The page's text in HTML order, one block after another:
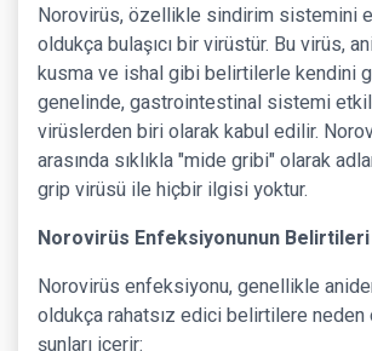
Norovirüs, özellikle sindirim sistemini
oldukça bulaşıcı bir virüstür. Bu virüs,
kusma ve ishal gibi belirtilerle kendini
genelinde, gastrointestinal sistemi
virüslerden biri olarak kabul edilir.
arasında sıklıkla "mide gribi" olarak
grip virüsü ile hiçbir ilgisi yoktur.
Norovirüs Enfeksiyonunun Belirtileri
Norovirüs enfeksiyonu, genellikle
oldukça rahatsız edici belirtilere neden
şunları içerir: